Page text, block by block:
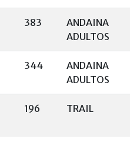
383
ANDAINA
ADULTOS
344
ANDAINA
ADULTOS
196 TRAIL